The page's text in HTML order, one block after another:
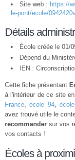
Site web : https://
le-pont/ecole/
Détails
École créée le 01/
Dépend du
IEN :
Cette fiche présentant
à l'intérieur de ce site
France,école 94,
avez trouvé utile le
recommander sur vos
vos contacts !
Écoles à